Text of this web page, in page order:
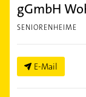
gGmbH
SENIORENHEIME
E-Mail